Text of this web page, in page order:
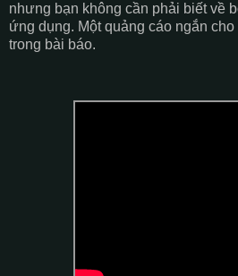
nhưng bạn không cần phải biết về
ứng dụng. Một quảng cáo ngắn
trong bài báo.